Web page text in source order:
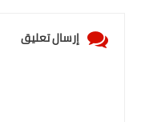
إرسال تعليق